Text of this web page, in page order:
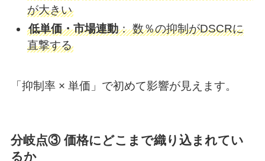
が大きい
低単価・市場連動： 数％の抑制がDSCRに
直撃する
「抑制率 × 単価」で初めて影響が見えます。
分岐点③ 価格にどこまで織り込まれてい
るか